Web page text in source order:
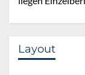
Layout